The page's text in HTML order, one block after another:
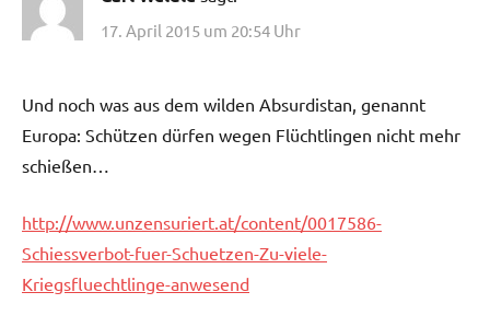
17. April 2015 um 20:54 Uhr
Und noch was aus dem wilden Absurdistan, genannt
Europa: Schützen dürfen wegen Flüchtlingen nicht mehr
schießen…
http://www.unzensuriert.at/content/0017586-
Schiessverbot-fuer-Schuetzen-Zu-viele-
Kriegsfluechtlinge-anwesend